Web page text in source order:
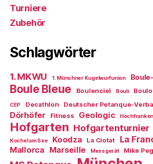
Turniere
Zubehör
Schlagwörter
1. MKWU 1. Münchner Kugelwurfunion
Boule Bleue Boulenciel Bouli
CEP Decathlon Deutscher Petanque-
Dörhöfer Fitness Geologic Hochfranken
Hofgarten Hofgartenturnier
Kochel am See Koodza La Ciotat La
Mallorca Marseille Messgerät Mike